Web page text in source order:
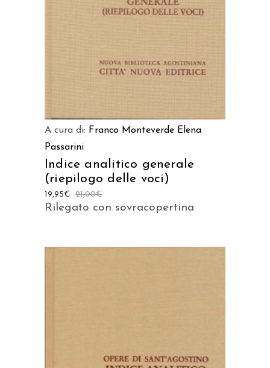
A cura di: Franco Monteverde Elena
Passarini
Indice analitico generale
(riepilogo delle voci)
21,00€
19,95€
Rilegato con sovracopertina